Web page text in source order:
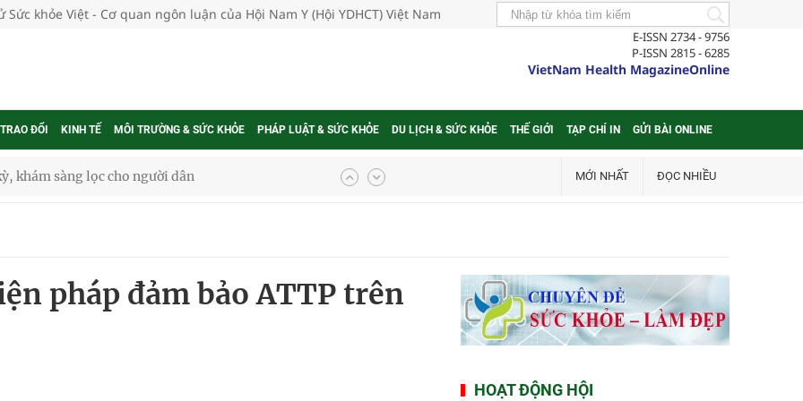
Sức khỏe Việt - Cơ quan ngôn luận của Hội Nam Y (Hội YDHCT) Việt Nam
E-ISSN 2734 - 9756
P-ISSN 2815 - 6285
VietNam Health MagazineOnline
ĐỔI KINH TẾ MÔI TRƯỜNG & SỨC KHỎE PHÁP LUẬT & SỨC KHỎE DU LỊCH & SỨC KHỎE THẾ GIỚI TẠP CHÍ IN GỬI BÀI ONLINE
cực hiệu quả
thực tế
ung thư
MỚI NHẤT ĐỌC NHIỀU
pháp đảm bảo ATTP trên
HOẠT ĐỘNG HỘI